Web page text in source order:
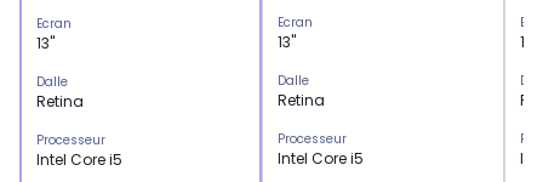
Ecran
13"
Dalle
Retina
Processeur
Intel Core i5
Ecran
13"
Dalle
Retina
Processeur
Intel Core i5
13"